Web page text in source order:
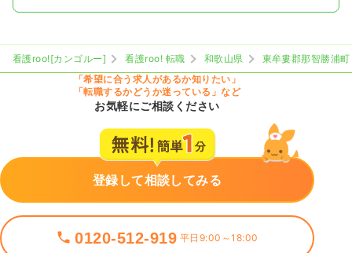
看護roo![カンゴルー] 看護roo! 転職 和歌山県
東牟婁郡那智勝浦町
「希望に合う求人があるか知りたい」
「転職するかどうか迷っている」など
お気軽にご相談ください
登録して相談してみる
0120-512-919 平日9:00～18:00